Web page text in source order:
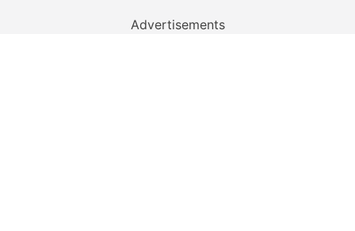
Advertisements